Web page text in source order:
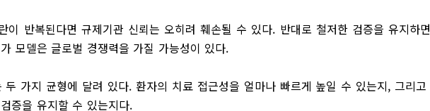
이 반복된다면 규제기관 신뢰는 오히려 훼손될 수 있다. 반대로 철저한 검증을 유지하
모델은 글로벌 경쟁력을 가질 가능성이 있다.
가지 균형에 달려 있다. 환자의 치료 접근성을 얼마나 빠르게 높일 수 있는지, 그리고
증을 유지할 수 있는지다.